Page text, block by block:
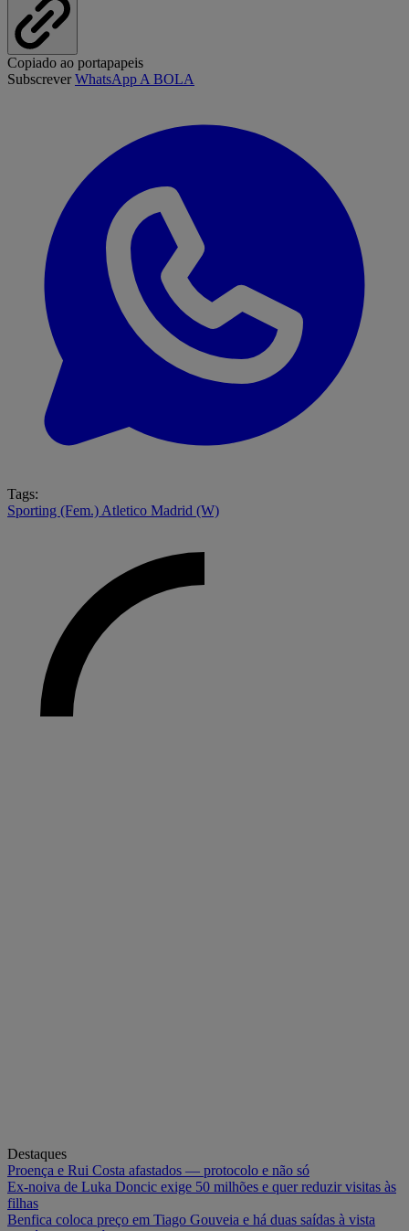
Copiado ao portapapeis
SubscreverWhatsApp A BOLA
Tags:
Sporting (Fem.) Atletico Madrid (W)
Destaques
Proença e Rui Costa afastados — protocolo e não só
Ex-noiva de Luka Doncic exige 50 milhões e quer reduzir visitas às
filhas
Benfica coloca preço em Tiago Gouveia e há duas saídas à vista